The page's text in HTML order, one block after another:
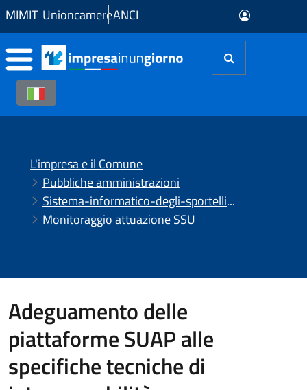
Skip to Main Content
MIMIT UnioncamereANCI
L'impresa e il Comune
Pubbliche amministrazioni
Sistema-informatico-degli-sportelli-unici-ssu
Monitoraggio attuazione SSU
Adeguamento delle
piattaforme SUAP alle
specifiche tecniche di